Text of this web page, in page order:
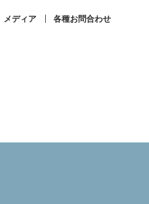
メディア 各種お問合わせ